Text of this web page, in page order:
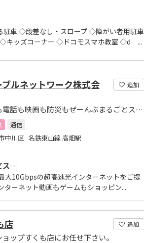
車 ◇段差なし・スロープ ◇障がい者用駐車
キッズコーナー ◇ドコモスマホ教室 ◇d ...
追加
ルネットワーク株式会
インターネットもテレビも電話も映画も防災もぜーんぶまるごとスターキャット！
通信
中川区 名鉄東山線 高畑駅
ス―
大10Gbpsの超高速光インターネットをご提
ターネット動画もゲームもショッピン...
追加
店
ップすくも店にお任せ下さい。